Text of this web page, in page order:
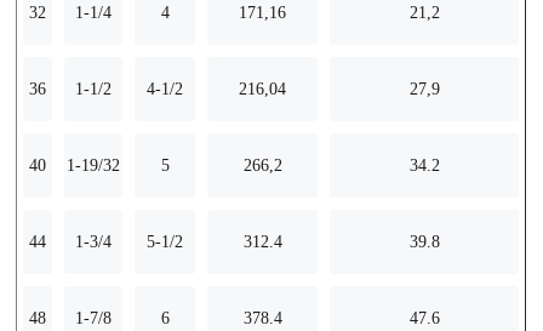
32 1-1/4 4 171,16 21,2
36 1-1/2 4-1/2 216,04 27,9
40 1-19/32 5 266,2 34.2
44 1-3/4 5-1/2 312.4 39.8
48 1-7/8 6 378.4 47.6